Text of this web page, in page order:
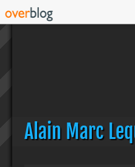
Alain Marc